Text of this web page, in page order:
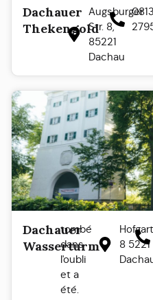
Dachauer
Thekengold
Augsburger
Str. 8,
85221
Dachau
Dachauer
Wasserturm
tombé
dans
l'oubli
et a
été.
8 5221